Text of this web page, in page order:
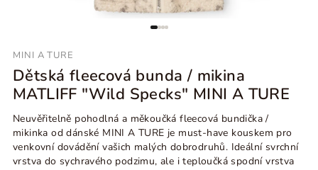
MINI A TURE
Dětská fleecová bunda / mikina
MATLIFF "Wild Specks" MINI A TURE
Neuvěřitelně pohodlná a měkoučká fleecová bundička /
mikinka od dánské MINI A TURE je must-have kouskem pro
venkovní dovádění vašich malých dobrodruhů. Ideální svrchní
vrstva do sychravého podzimu, ale i teploučká spodní vrstva